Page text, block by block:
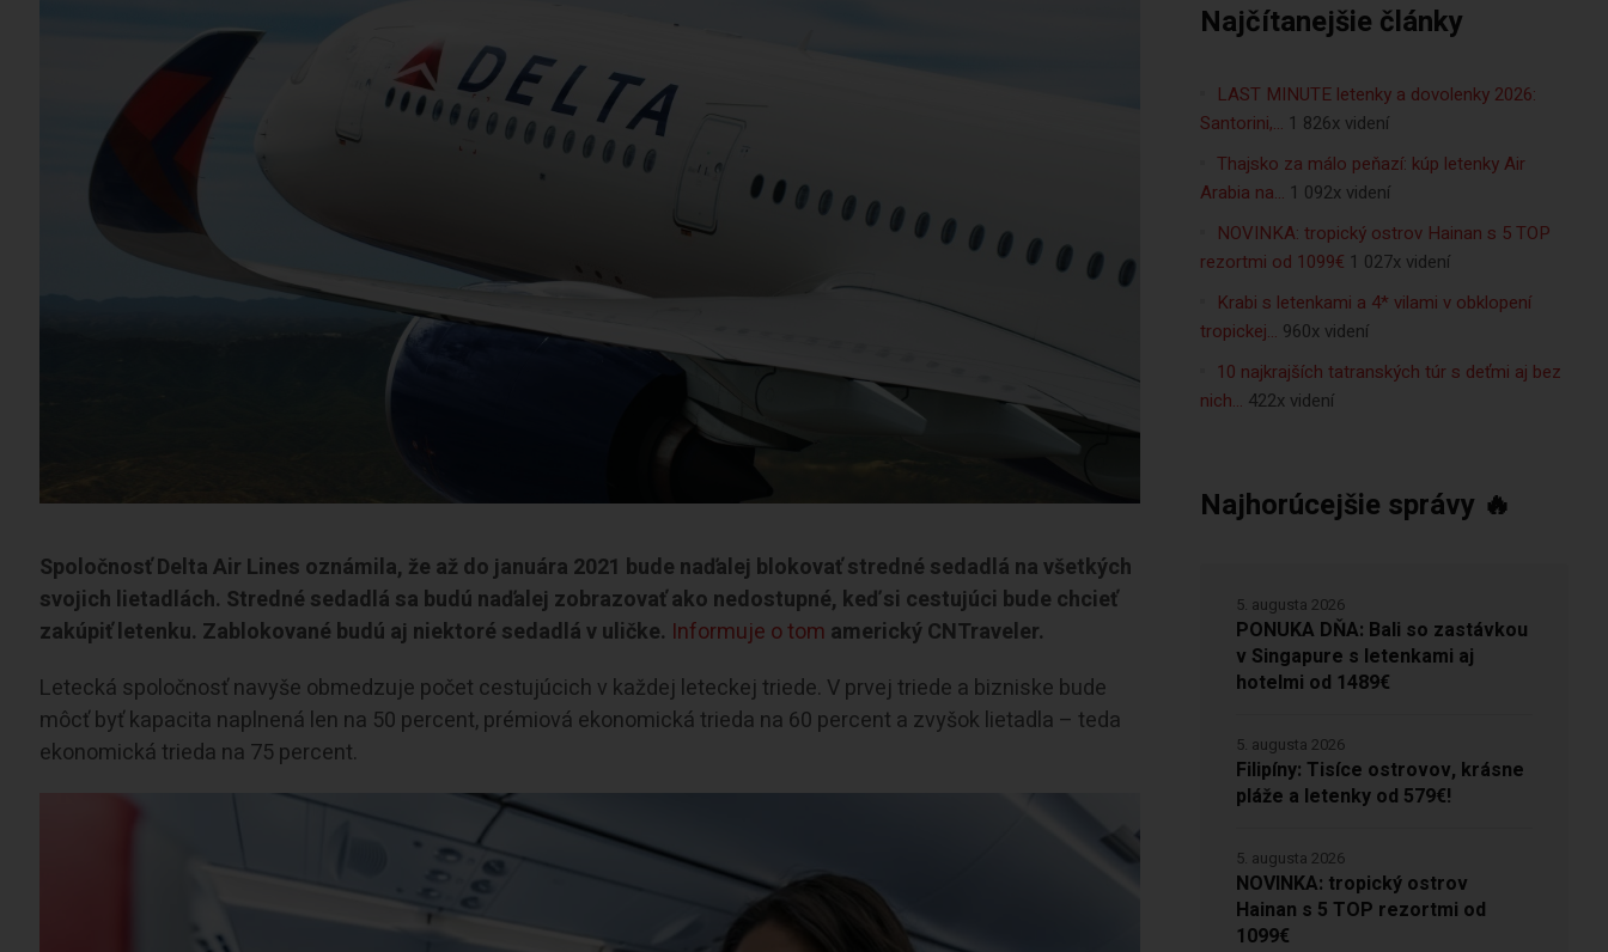
Spoločnosť Delta Air Lines oznámila, že až do januára 2021 bude naďalej blokovať stredné sedadlá na všetkých
svojich lietadlách. Stredné sedadlá sa budú naďalej zobrazovať ako nedostupné, keď si cestujúci bude chcieť
zakúpiť letenku. Zablokované budú aj niektoré sedadlá v uličke. Informuje o tom americký CNTraveler.
Letecká spoločnosť navyše obmedzuje počet cestujúcich v každej leteckej triede. V prvej triede a bizniske bude
môcť byť kapacita naplnená len na 50 percent, prémiová ekonomická trieda na 60 percent a zvyšok lietadla – teda
ekonomická trieda na 75 percent.
Najčítanejšie články
LAST MINUTE letenky a dovolenky 2026:
Santorini,… 1 826x videní
Thajsko za málo peňazí: kúp letenky Air
Arabia na… 1 092x videní
NOVINKA: tropický ostrov Hainan s 5 TOP
rezortmi od 1099€ 1 027x videní
Krabi s letenkami a 4* vilami v obklopení
tropickej… 960x videní
10 najkrajších tatranských túr s deťmi aj bez
nich… 422x videní
Najhorúcejšie správy 🔥
PONUKA DŇA: Bali so zastávkou
v Singapure s letenkami aj
hotelmi od 1489€
5. augusta 2026
Filipíny: Tisíce ostrovov, krásne
pláže a letenky od 579€!
5. augusta 2026
NOVINKA: tropický ostrov
Hainan s 5 TOP rezortmi od
1099€
5. augusta 2026